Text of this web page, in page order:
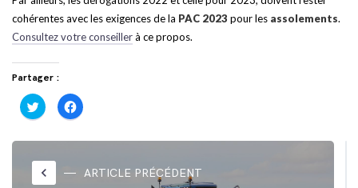
cohérentes avec les exigences de la PAC 2023 pour les assolements.
Consultez votre conseillerà ce propos.
Partager :
Cliquez
pour
partager
Twitter(ouvre
une
nouvelle
fenêtre)
Cliquez
pour
partager
Facebook(ouvre
nouvelle
fenêtre)
keyboard_arrow_left ARTICLE PRÉCÉDENT